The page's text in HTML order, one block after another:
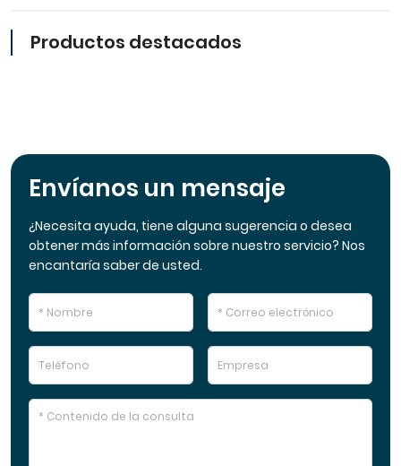
Productos destacados
Envíanos un mensaje
¿Necesita ayuda, tiene alguna sugerencia o desea
obtener más información sobre nuestro servicio? Nos
encantaría saber de usted.